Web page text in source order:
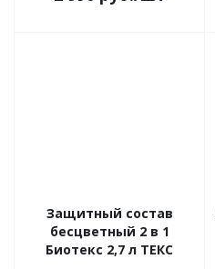
Защитный состав
бесцветный 2 в 1
Биотекс 2,7 л ТЕКС